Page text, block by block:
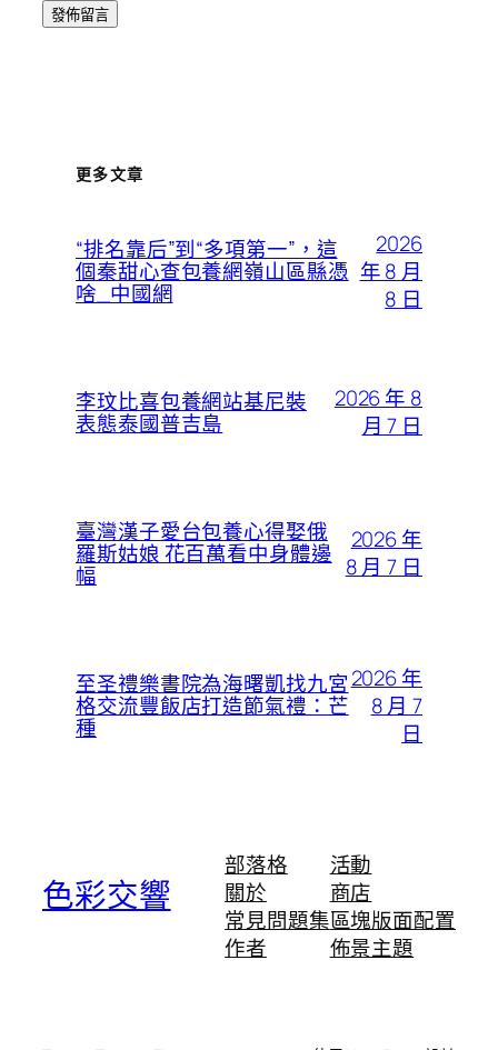
更多文章
“排名靠后”到“多項第一”，這
個秦甜心查包養網嶺山區縣憑
啥_中國網
2026
年 8 月
8 日
李玟比喜包養網站基尼裝
表態泰國普吉島
2026 年 8
月 7 日
臺灣漢子愛台包養心得娶俄
羅斯姑娘 花百萬看中身體邊
幅
2026 年
8 月 7 日
至圣禮樂書院為海曙凱找九宮
格交流豐飯店打造節氣禮：芒
種
2026 年
8 月 7
日
色彩交響
部落格
關於
常見問題集
作者
活動
商店
區塊版面配置
佈景主題